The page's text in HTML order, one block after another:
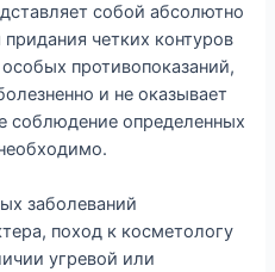
собой абсолютно
четких контуров
противопоказаний,
и не оказывает
соблюдение определенных
заболеваний
поход к косметологу
угревой или